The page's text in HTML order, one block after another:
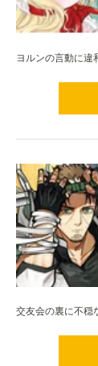
ヨルンの言動に
交友会の裏に不穏